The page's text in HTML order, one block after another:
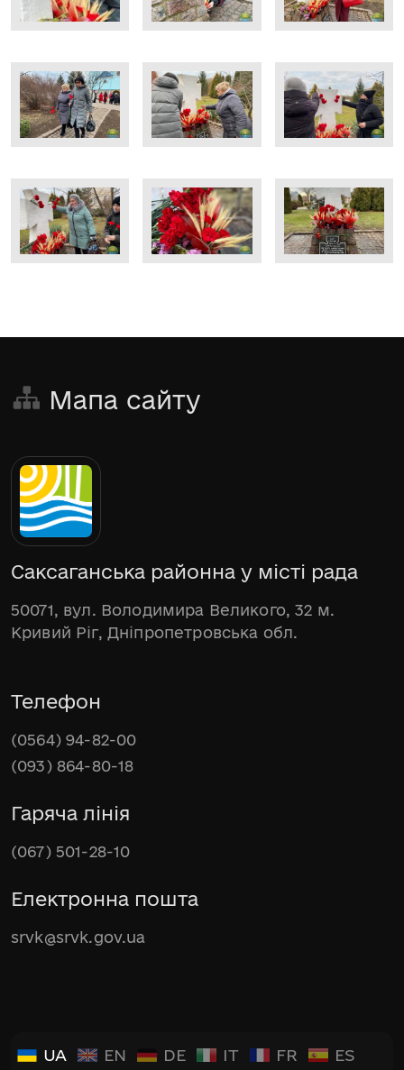
Мапа сайту
Саксаганська районна у місті рада
50071, вул. Володимира Великого, 32 м.
Кривий Ріг, Дніпропетровська обл.
Телефон
(0564) 94-82-00
(093) 864-80-18
Гаряча лінія
(067) 501-28-10
Електронна пошта
srvk@srvk.gov.ua
UA EN DE IT FR ES